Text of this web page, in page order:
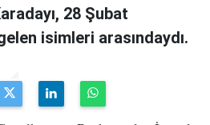
28 Şubat
isimleri arasındaydı.